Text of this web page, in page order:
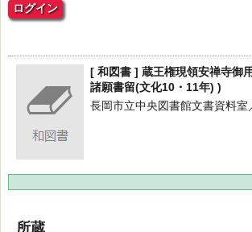
ログイン
[ 和図書 ] 蔵王権現領安禅寺御
諸願書留(文化10・11年) )
長岡市立中央図書館文書資料
所蔵